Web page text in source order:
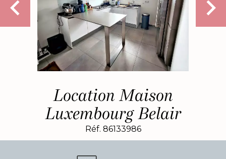
Location Maison
Luxembourg Belair
Réf. 86133986